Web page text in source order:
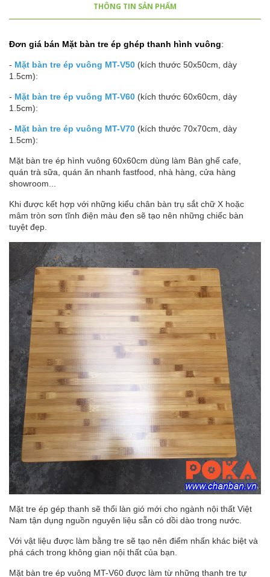
THÔNG TIN SẢN PHẨM
Đơn giá bán Mặt bàn tre ép ghép thanh hình vuông:
- Mặt bàn tre ép vuông MT-V50 (kích thước 50x50cm, dày
1.5cm):
- Mặt bàn tre ép vuông MT-V60 (kích thước 60x60cm, dày
1.5cm):
- Mặt bàn tre ép vuông MT-V70 (kích thước 70x70cm, dày
1.5cm):
Mặt bàn tre ép hình vuông 60x60cm dùng làm Bàn ghế cafe,
quán trà sữa, quán ăn nhanh fastfood, nhà hàng, cửa hàng
showroom...
Khi được kết hợp với những kiểu chân bàn trụ sắt chữ X hoặc
mâm tròn sơn tĩnh điện màu đen sẽ tạo nên những chiếc bàn
tuyệt đẹp.
Mặt tre ép gép thanh sẽ thổi làn gió mới cho ngành nội thất Việt
Nam tận dụng nguồn nguyên liệu sẵn có dồi dào trong nước.
Với vật liệu được làm bằng tre sẽ tạo nên điểm nhấn khác biệt và
phá cách trong không gian nội thất của bạn.
Mặt bàn tre ép vuông MT-V60 được làm từ những thanh tre tự